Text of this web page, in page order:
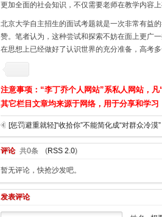
更加全面的社会知识，不仅需要老师在教学内容
北京大学自主招生的面试考题就是一次非常有益
赞。笔者认为，这种尝试和探索不妨在面上更广
在思想上已经做好了认识世界的充分准备，高考
注意事项：“李丁乔个人网站”系私人网站，
其它栏目文章均来源于网络，用于分享和学习
[惩罚避重就轻]“收拾你”不能简化成“对群众冷漠”
评论 共0条 (RSS 2.0)
暂无评论，快抢沙发吧。
发表评论